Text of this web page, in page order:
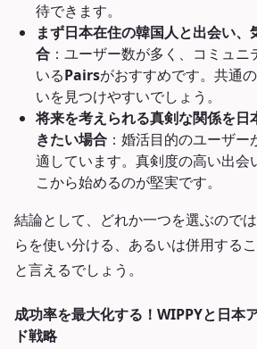
待できます。
まず日本在住の韓国人と出会い、
合 ：ユーザー数が多く、コミュ
いるPairsがおすすめです。共通
いを見つけやすいでしょう。
将来を考えられる真剣な関係を日
きたい場合 ：婚活目的のユーザー
適しています。真剣度の高い出会
こから始めるのが堅実です。
結論として、どれか一つを選ぶので
らを使い分ける、あるいは併用する
と言えるでしょう。
成功率を最大化する！WIPPYと日本
ド戦略